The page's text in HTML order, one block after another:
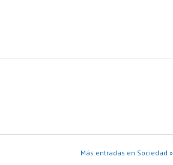
Más entradas en Sociedad »